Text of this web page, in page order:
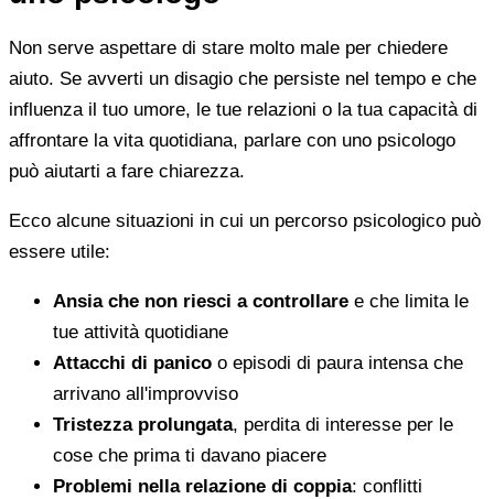
Non serve aspettare di stare molto male per chiedere
aiuto. Se avverti un disagio che persiste nel tempo e che
influenza il tuo umore, le tue relazioni o la tua capacità di
affrontare la vita quotidiana, parlare con uno psicologo
può aiutarti a fare chiarezza.
Ecco alcune situazioni in cui un percorso psicologico può
essere utile:
Ansia che non riesci a controllare e che limita le
tue attività quotidiane
Attacchi di panico o episodi di paura intensa che
arrivano all'improvviso
Tristezza prolungata, perdita di interesse per le
cose che prima ti davano piacere
Problemi nella relazione di coppia: conflitti